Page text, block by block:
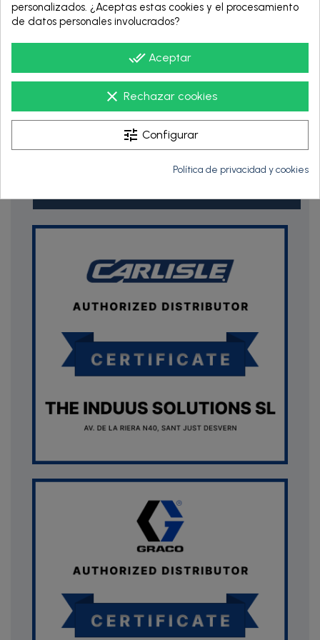
Para los pedidos superiores a 150€
RENTING DE 12
personalizados. ¿Aceptas estas cookies y el procesamiento
de datos personales involucrados?
done_all Aceptar
clear Rechazar cookies
tune Configurar
Política de privacidad y cookies